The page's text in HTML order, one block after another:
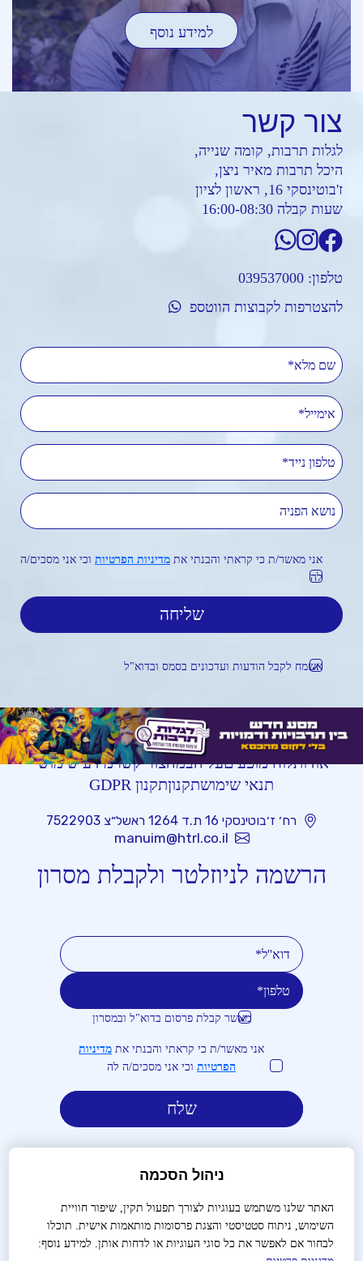
למידע נוסף
צור קשר
לגלות תרבות, קומה שנייה,
היכל תרבות מאיר ניצן,
ז'בוטינסקי 16, ראשון לציון
שעות קבלה 16:00-08:30
טלפון: 039537000
להצטרפות לקבוצות הווטספ
שם מלא
אימייל
טלפון נייד
נושא הפניה
אני מאשר/ת כי קראתי והבנתי את מדיניות הפרטיות וכי אני מסכים/ה
לה
אשמח לקבל הודעות ועדכונים בסמס ובדוא"ל
אודותלוח מופעיםעל הבמהצור קשרמידע שימושי
תנאי שימושתקנוןתקנון GDPR
רח׳ ז׳בוטינסקי 16 ת.ד 1264 ראשל״צ 7522903
manuim@htrl.co.il
הרשמה לניוזלטר ולקבלת מסרון
מאשר קבלת פרסום בדוא"ל ובמסרון
אני מאשר/ת כי קראתי והבנתי את מדיניות
הפרטיות וכי אני מסכים/ה לה
לבירורים והזמנות:03-9488666
ניהול הסכמה
האתר שלנו משתמש בעוגיות לצורך תפעול תקין, שיפור חוויית
השימוש, ניתוח סטטיסטי והצגת פרסומות מותאמות אישית. תוכלו
לבחור אם לאפשר את כל סוגי העוגיות או לדחות אותן. למידע נוסף: